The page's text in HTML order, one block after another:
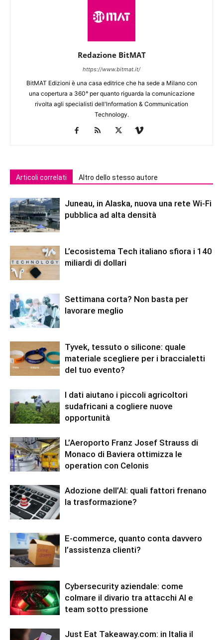
Redazione BitMAT
https://www.bitmat.it/
BitMAT Edizioni è una casa editrice che ha sede a Milano con
una copertura a 360° per quanto riguarda la comunicazione
rivolta agli specialisti dell'lnformation & Communication
Technology.
Articoli correlati Altro dello stesso autore
Juneau, in Alaska, nuova una rete Wi-Fi
pubblica ad alta densità
L’ecosistema Tech italiano sfiora i 140
miliardi di dollari
Settimana corta? Non basta per
lavorare meglio
Tyvek, tessuto o silicone: quale
materiale scegliere per i braccialetti
del tuo evento?
I dati aiutano i piccoli agricoltori
sudafricani a cogliere nuove
opportunità
L’Aeroporto Franz Josef Strauss di
Monaco di Baviera ottimizza le
operation con Celonis
Adozione dell’AI: quali fattori frenano
la trasformazione?
E-commerce, quanto conta davvero
l’assistenza clienti?
Cybersecurity aziendale: come
colmare il divario tra attacchi AI e
team sotto pressione
Just Eat Takeaway.com: in Italia il